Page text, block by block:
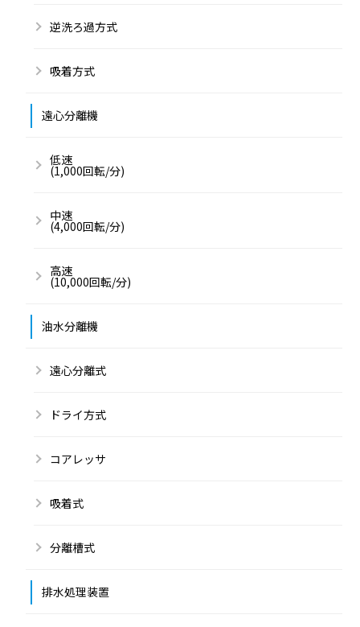
逆洗ろ過方式
吸着方式
遠心分離機
低速
(1,000回転/分)
中速
(4,000回転/分)
高速
(10,000回転/分)
油水分離機
遠心分離式
ドライ方式
コアレッサ
吸着式
分離槽式
排水処理装置